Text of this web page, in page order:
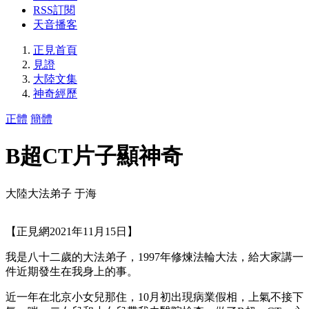
RSS訂閱
天音播客
正見首頁
見證
大陸文集
神奇經歷
正體 簡體
B超CT片子顯神奇
大陸大法弟子 于海
【正見網2021年11月15日】
我是八十二歲的大法弟子，1997年修煉法輪大法，給大家講一
件近期發生在我身上的事。
近一年在北京小女兒那住，10月初出現病業假相，上氣不接下